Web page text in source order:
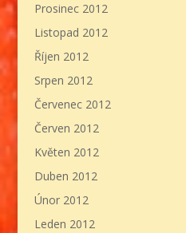
Prosinec 2012
Listopad 2012
Říjen 2012
Srpen 2012
Červenec 2012
Červen 2012
Květen 2012
Duben 2012
Únor 2012
Leden 2012